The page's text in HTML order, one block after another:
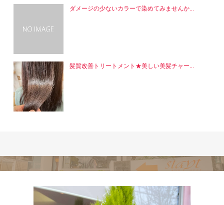
ダメージの少ないカラーで染めてみませんか...
髪質改善トリートメント★美しい美髪チャー...